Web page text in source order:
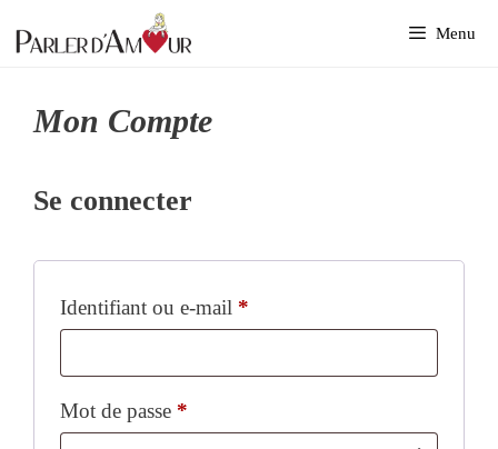
au
Menu
Mon Compte
Se connecter
Identifiant ou e-mail *
Mot de passe *